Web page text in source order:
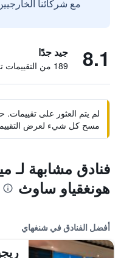
مع شركائنا
8.1 جيد جدًا
189 من التقييمات تم التحقق منها
لم يتم العثور على تقييمات.
مسح كل شيء لعرض
فنادق مشابهة لـ
هونغقياو ساوث
أفضل الفنادق في شنغهاي